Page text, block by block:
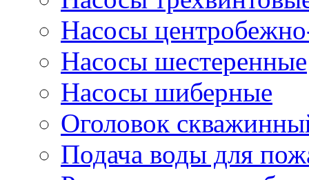
Насосы
Насосы шестеренные
Насосы шиберные
Оголовок
Подача воды для